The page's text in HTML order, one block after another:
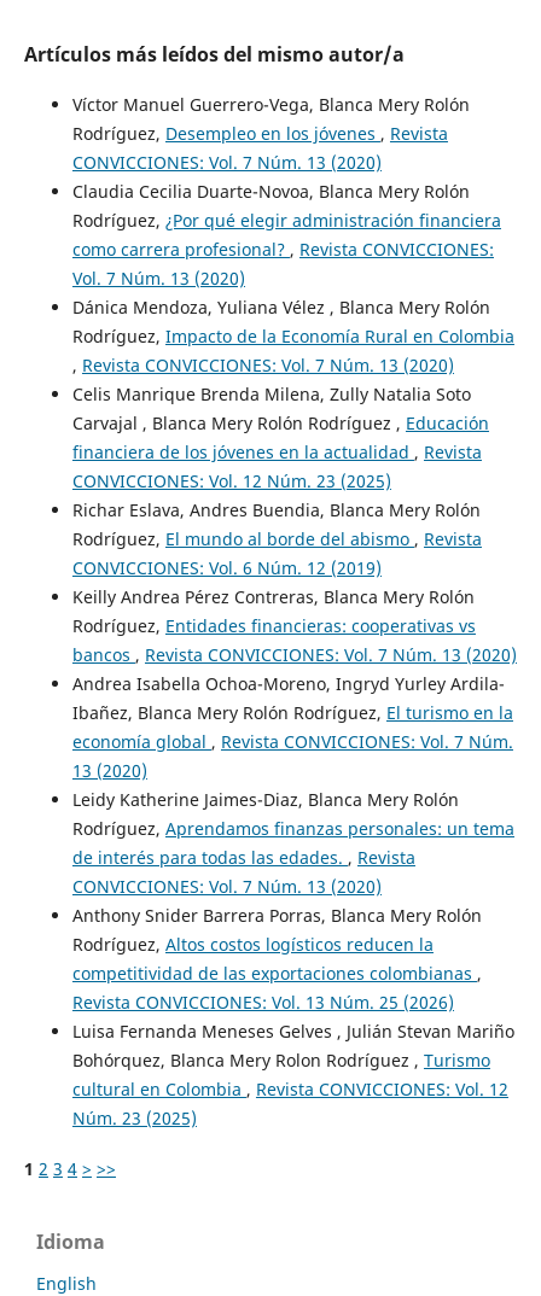
Artículos más leídos del mismo autor/a
Víctor Manuel Guerrero-Vega, Blanca Mery Rolón
Rodríguez, Desempleo en los jóvenes , Revista
CONVICCIONES: Vol. 7 Núm. 13 (2020)
Claudia Cecilia Duarte-Novoa, Blanca Mery Rolón
Rodríguez, ¿Por qué elegir administración financiera
como carrera profesional? , Revista CONVICCIONES:
Vol. 7 Núm. 13 (2020)
Dánica Mendoza, Yuliana Vélez , Blanca Mery Rolón
Rodríguez, Impacto de la Economía Rural en Colombia
, Revista CONVICCIONES: Vol. 7 Núm. 13 (2020)
Celis Manrique Brenda Milena, Zully Natalia Soto
Carvajal , Blanca Mery Rolón Rodríguez , Educación
financiera de los jóvenes en la actualidad , Revista
CONVICCIONES: Vol. 12 Núm. 23 (2025)
Richar Eslava, Andres Buendia, Blanca Mery Rolón
Rodríguez, El mundo al borde del abismo , Revista
CONVICCIONES: Vol. 6 Núm. 12 (2019)
Keilly Andrea Pérez Contreras, Blanca Mery Rolón
Rodríguez, Entidades financieras: cooperativas vs
bancos , Revista CONVICCIONES: Vol. 7 Núm. 13 (2020)
Andrea Isabella Ochoa-Moreno, Ingryd Yurley Ardila-
Ibañez, Blanca Mery Rolón Rodríguez, El turismo en la
economía global , Revista CONVICCIONES: Vol. 7 Núm.
13 (2020)
Leidy Katherine Jaimes-Diaz, Blanca Mery Rolón
Rodríguez, Aprendamos finanzas personales: un tema
de interés para todas las edades. , Revista
CONVICCIONES: Vol. 7 Núm. 13 (2020)
Anthony Snider Barrera Porras, Blanca Mery Rolón
Rodríguez, Altos costos logísticos reducen la
competitividad de las exportaciones colombianas ,
Revista CONVICCIONES: Vol. 13 Núm. 25 (2026)
Luisa Fernanda Meneses Gelves , Julián Stevan Mariño
Bohórquez, Blanca Mery Rolon Rodríguez , Turismo
cultural en Colombia , Revista CONVICCIONES: Vol. 12
Núm. 23 (2025)
1 2 3 4 > >>
Idioma
English